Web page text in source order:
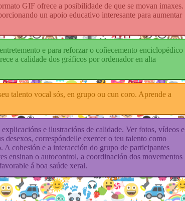
GIF ofrece a posibilidade de que se movan imaxes.
un apoio educativo interesante para aumentar
e para reforzar o coñecemento enciclopédico
a calidade dos gráficos por ordenador en alta
talento vocal sós, en grupo ou cun coro. Aprende a
e ilustracións de calidade. Ver fotos, vídeos e
desexos, correspóndelle exercer o teu talento como
cohesión e a interacción do grupo de participantes
ensinan o autocontrol, a coordinación dos movementos
á boa saúde xeral.